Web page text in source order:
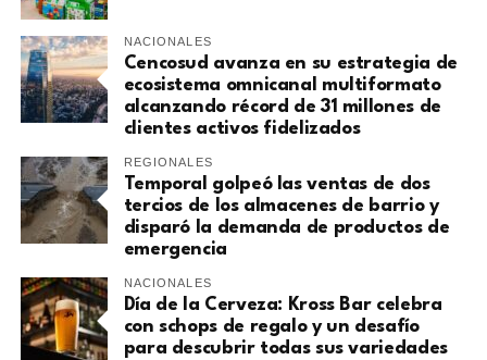
NACIONALES
Cencosud avanza en su estrategia de
ecosistema omnicanal multiformato
alcanzando récord de 31 millones de
clientes activos fidelizados
REGIONALES
Temporal golpeó las ventas de dos
tercios de los almacenes de barrio y
disparó la demanda de productos de
emergencia
NACIONALES
Día de la Cerveza: Kross Bar celebra
con schops de regalo y un desafío
para descubrir todas sus variedades